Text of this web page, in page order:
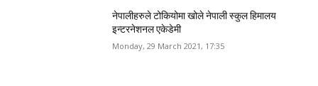
नेपालीहरुले टोकियोमा खोले नेपाली स्कुल हिमालय
इन्टरनेशनल एकेडेमी
Monday, 29 March 2021, 17:35